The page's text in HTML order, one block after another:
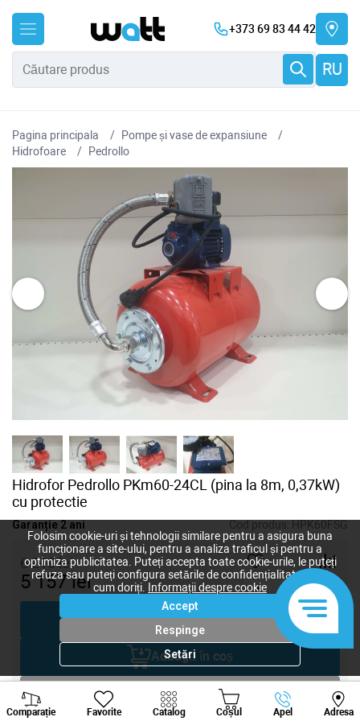
+373 69 83 44 42
RU
Pagina principala
Pompe și vase de expansiune
Hidrofoare
Pedrollo
Hidrofor Pedrollo PKm60-24CL (pina la 8m, 0,37kW)
cu protectie
Garanție 2 ani Cod produs:HPK60FSG
6 210lei
5 157lei - +
Cumpără acum
Adaugă în coș
Negociază
Comparație Favorite Catalog Coșul Apel Adresa
Viber Whatsapp
Folosim cookie-uri și tehnologii similare pentru a asigura buna
funcționare a site-ului, pentru a analiza traficul și pentru a
optimiza publicitatea. Puteți accepta toate cookie-urile, le puteți
refuza sau puteți configura setările de confidențialitate după
cum doriți.
Informații despre cookie
Accept
Respinge
Setări